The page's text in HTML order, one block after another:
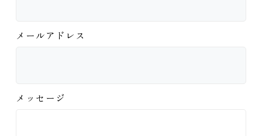
メールアドレス
メッセージ